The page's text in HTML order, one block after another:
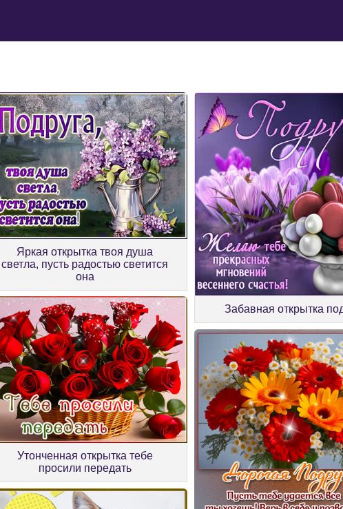
Яркая открытка твоя душа
светла, пусть радостью светится
она
Забавная открытка
Утонченная открытка тебе
просили передать